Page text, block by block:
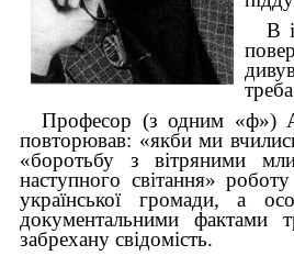
В
Професор (з одним «ф»)
повторював: «якби ми
«боротьбу з вітряними
наступного світання»
української громади, а
документальними фактами
забрехану свідомість.